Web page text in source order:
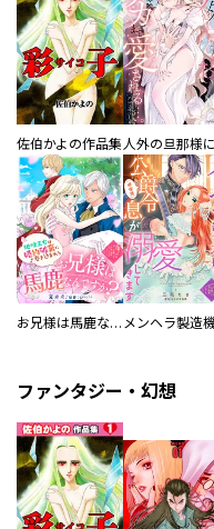
佐伯かよの作品集
お兄様は馬鹿なんですか？～地味王女は婚約破棄に巻き込まれる～
ファンタジー・幻想